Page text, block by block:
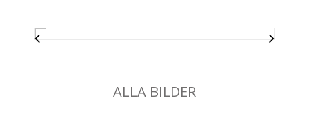
ALLA BILDER